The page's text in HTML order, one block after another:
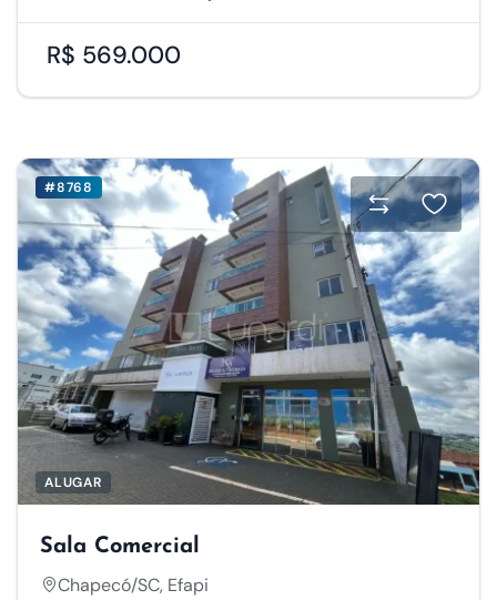
R$ 569.000
#8768
ALUGAR
Sala Comercial
Chapecó/SC, Efapi